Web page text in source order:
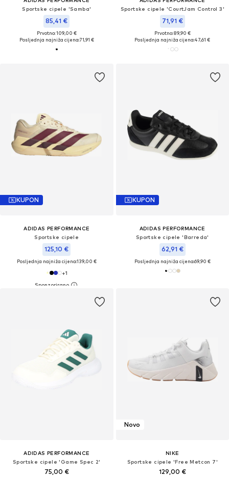
Sportske cipele 'Samba'
85,41 €
Prvotno: 109,00 €
Posljednja najniža cijena:71,91 €
Sportske cipele 'CourtJam Control 3'
71,91 €
Prvotno: 89,90 €
Posljednja najniža cijena:47,61 €
KUPON
ADIDAS PERFORMANCE
Sportske cipele
125,10 €
Posljednja najniža cijena:139,00 €
+1
KUPON
ADIDAS PERFORMANCE
Sportske cipele 'Barreda'
62,91 €
Posljednja najniža cijena:69,90 €
ADIDAS PERFORMANCE
Sportske cipele 'Game Spec 2'
75,00 €
Novo
NIKE
Sportske cipele 'Free Metcon 7'
129,00 €